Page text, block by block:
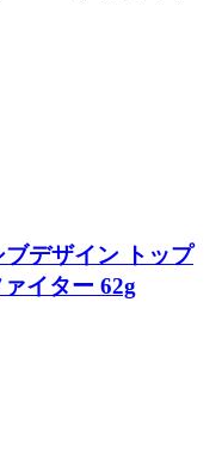
ブデザイン トップ
イター 62g